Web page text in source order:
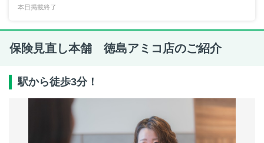
本日掲載終了
保険見直し本舗 徳島アミコ店のご紹介
駅から徒歩3分！